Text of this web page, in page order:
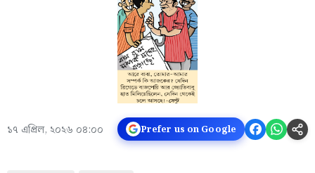
১৭ এপ্রিল, ২০২৬ ০৪:০০ Prefer us on Google